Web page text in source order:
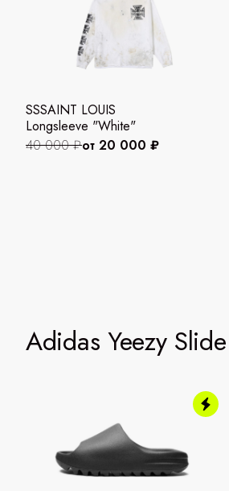
SSSAINT LOUIS
Longsleeve "White"
40 000 ₽от 20 000 ₽
Adidas Yeezy Slide